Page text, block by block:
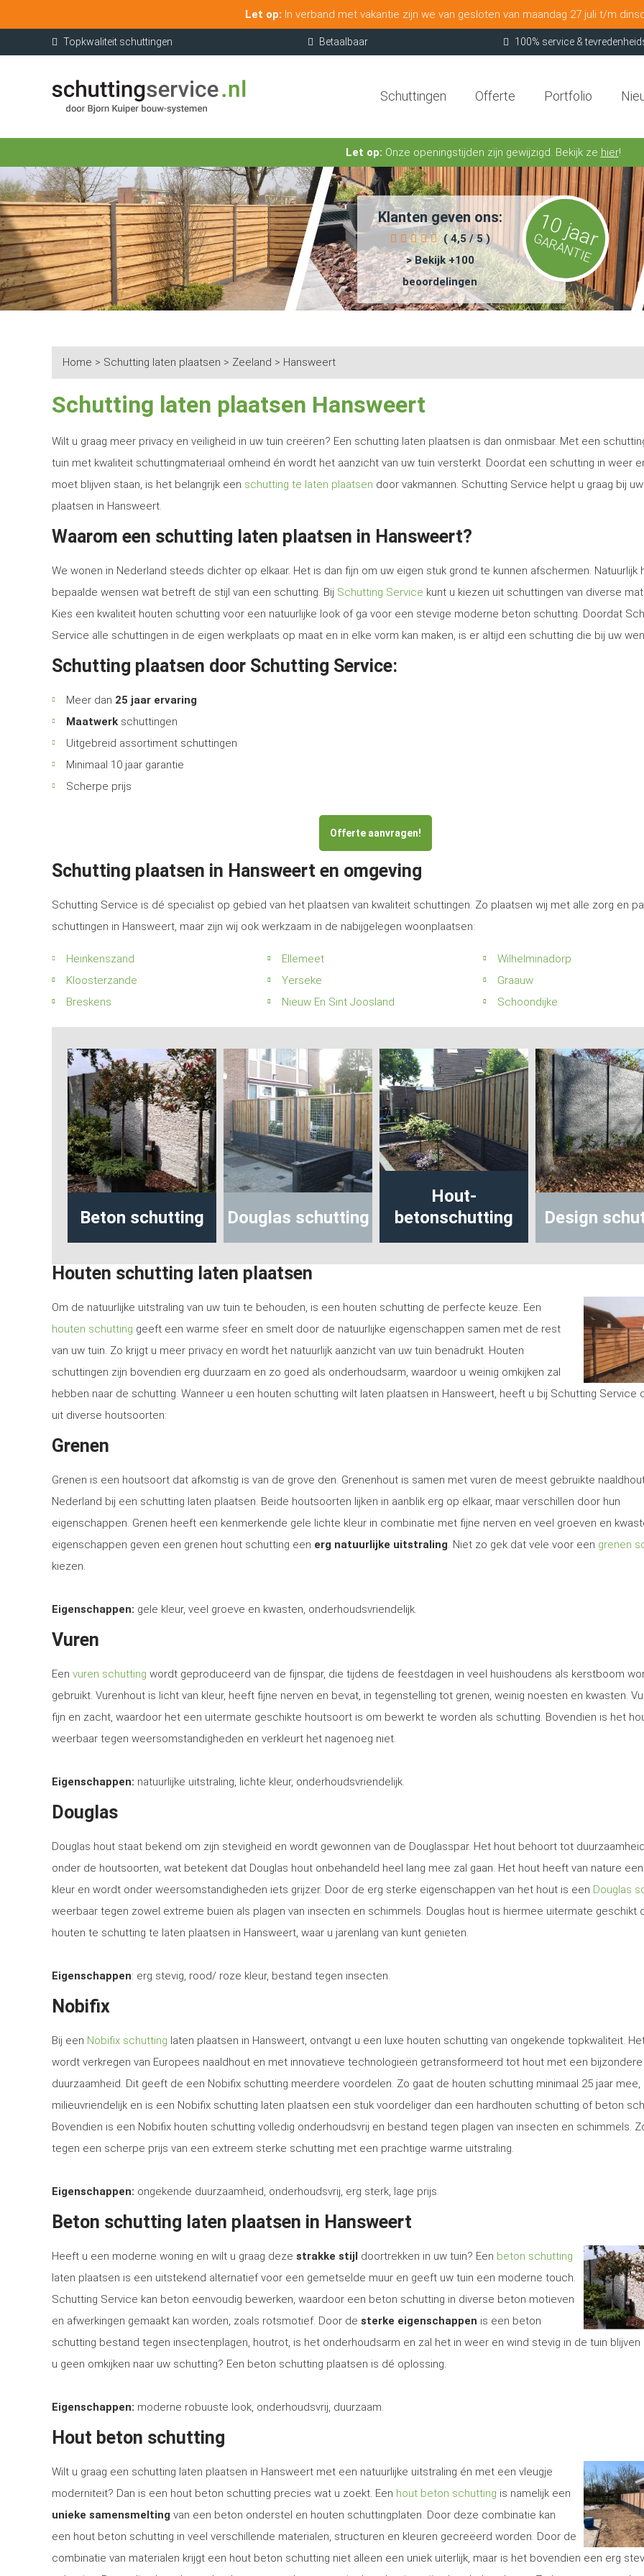
Let op: In verband met vakantie zijn we van gesloten van maandag 27 juli t/m
Topkwaliteit schuttingen Betaalbaar 100% service &
Schuttingen Offerte Portfolio
Let op: Onze openingstijden zijn gewijzigd. Bekijk ze hier!
Klanten geven ons:
( 4,5 / 5 )
> Bekijk +100
beoordelingen
10 jaar
GARANTIE
Home > Schutting laten plaatsen > Zeeland > Hansweert
Schutting laten plaatsen Hansweert
Wilt u graag meer privacy en veiligheid in uw tuin creëren? Een schutting laten plaatsen is dan onmisbaar. Met een
tuin met kwaliteit schuttingmateriaal omheind én wordt het aanzicht van uw tuin versterkt. Doordat een schutting in weer
moet blijven staan, is het belangrijk een schutting te laten plaatsen door vakmannen. Schutting Service helpt u graag bij
plaatsen in Hansweert.
Waarom een schutting laten plaatsen in Hansweert?
We wonen in Nederland steeds dichter op elkaar. Het is dan fijn om uw eigen stuk grond te kunnen afschermen. Natuurlijk
bepaalde wensen wat betreft de stijl van een schutting. Bij Schutting Service kunt u kiezen uit schuttingen van diverse
Kies een kwaliteit houten schutting voor een natuurlijke look of ga voor een stevige moderne beton schutting. Doordat
Service alle schuttingen in de eigen werkplaats op maat en in elke vorm kan maken, is er altijd een schutting die bij uw
Schutting plaatsen door Schutting Service:
Meer dan 25 jaar ervaring
Maatwerk schuttingen
Uitgebreid assortiment schuttingen
Minimaal 10 jaar garantie
Scherpe prijs
Offerte aanvragen!
Schutting plaatsen in Hansweert en omgeving
Schutting Service is dé specialist op gebied van het plaatsen van kwaliteit schuttingen. Zo plaatsen wij met alle zorg en
schuttingen in Hansweert, maar zijn wij ook werkzaam in de nabijgelegen woonplaatsen:
Heinkenszand Ellemeet
Wilhelminadorp
Kloosterzande
Yerseke
Graauw
Breskens
Nieuw En Sint Joosland Schoondijke
Beton schutting Douglas schutting
Hout-
betonschutting
Design
Houten schutting laten plaatsen
Om de natuurlijke uitstraling van uw tuin te behouden, is een houten schutting de perfecte keuze. Een
houten schutting geeft een warme sfeer en smelt door de natuurlijke eigenschappen samen met de rest
van uw tuin. Zo krijgt u meer privacy en wordt het natuurlijk aanzicht van uw tuin benadrukt. Houten
schuttingen zijn bovendien erg duurzaam en zo goed als onderhoudsarm, waardoor u weinig omkijken zal
hebben naar de schutting. Wanneer u een houten schutting wilt laten plaatsen in Hansweert, heeft u bij Schutting Service
uit diverse houtsoorten:
Grenen
Grenen is een houtsoort dat afkomstig is van de grove den. Grenenhout is samen met vuren de meest gebruikte
Nederland bij een schutting laten plaatsen. Beide houtsoorten lijken in aanblik erg op elkaar, maar verschillen door hun
eigenschappen. Grenen heeft een kenmerkende gele lichte kleur in combinatie met fijne nerven en veel groeven en
eigenschappen geven een grenen hout schutting een erg natuurlijke uitstraling. Niet zo gek dat vele voor een grenen
kiezen.
Eigenschappen: gele kleur, veel groeve en kwasten, onderhoudsvriendelijk.
Vuren
Een vuren schutting wordt geproduceerd van de fijnspar, die tijdens de feestdagen in veel huishoudens als kerstboom
gebruikt. Vurenhout is licht van kleur, heeft fijne nerven en bevat, in tegenstelling tot grenen, weinig noesten en kwasten.
fijn en zacht, waardoor het een uitermate geschikte houtsoort is om bewerkt te worden als schutting. Bovendien is het
weerbaar tegen weersomstandigheden en verkleurt het nagenoeg niet.
Eigenschappen: natuurlijke uitstraling, lichte kleur, onderhoudsvriendelijk.
Douglas
Douglas hout staat bekend om zijn stevigheid en wordt gewonnen van de Douglasspar. Het hout behoort tot
onder de houtsoorten, wat betekent dat Douglas hout onbehandeld heel lang mee zal gaan. Het hout heeft van nature
kleur en wordt onder weersomstandigheden iets grijzer. Door de erg sterke eigenschappen van het hout is een Douglas
weerbaar tegen zowel extreme buien als plagen van insecten en schimmels. Douglas hout is hiermee uitermate geschikt
houten te schutting te laten plaatsen in Hansweert, waar u jarenlang van kunt genieten.
Eigenschappen: erg stevig, rood/ roze kleur, bestand tegen insecten.
Nobifix
Bij een Nobifix schutting laten plaatsen in Hansweert, ontvangt u een luxe houten schutting van ongekende topkwaliteit.
wordt verkregen van Europees naaldhout en met innovatieve technologieën getransformeerd tot hout met een
duurzaamheid. Dit geeft de een Nobifix schutting meerdere voordelen. Zo gaat de houten schutting minimaal 25 jaar mee,
milieuvriendelijk en is een Nobifix schutting laten plaatsen een stuk voordeliger dan een hardhouten schutting of beton
Bovendien is een Nobifix houten schutting volledig onderhoudsvrij en bestand tegen plagen van insecten en schimmels.
tegen een scherpe prijs van een extreem sterke schutting met een prachtige warme uitstraling.
Eigenschappen: ongekende duurzaamheid, onderhoudsvrij, erg sterk, lage prijs.
Beton schutting laten plaatsen in Hansweert
Heeft u een moderne woning en wilt u graag deze strakke stijl doortrekken in uw tuin? Een beton schutting
laten plaatsen is een uitstekend alternatief voor een gemetselde muur en geeft uw tuin een moderne touch.
Schutting Service kan beton eenvoudig bewerken, waardoor een beton schutting in diverse beton motieven
en afwerkingen gemaakt kan worden, zoals rotsmotief. Door de sterke eigenschappen is een beton
schutting bestand tegen insectenplagen, houtrot, is het onderhoudsarm en zal het in weer en wind stevig in de tuin blijven
u geen omkijken naar uw schutting? Een beton schutting plaatsen is dé oplossing.
Eigenschappen: moderne robuuste look, onderhoudsvrij, duurzaam.
Hout beton schutting
Wilt u graag een schutting laten plaatsen in Hansweert met een natuurlijke uitstraling én met een vleugje
moderniteit? Dan is een hout beton schutting precies wat u zoekt. Een hout beton schutting is namelijk een
unieke samensmelting van een beton onderstel en houten schuttingplaten. Door deze combinatie kan
een hout beton schutting in veel verschillende materialen, structuren en kleuren gecreëerd worden. Door de
combinatie van materialen krijgt een hout beton schutting niet alleen een uniek uiterlijk, maar is het bovendien een erg